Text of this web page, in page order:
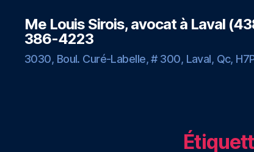
Me Louis Sirois, avocat à Laval
386-4223
3030, Boul. Curé-Labelle, # 300, Laval, Qc,